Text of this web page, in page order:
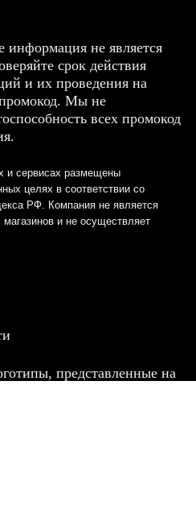
информация не является
срок действия
и их проведения на
промокод. Мы не
всех промокод
и сервисах размещены
целях в соответствии со
РФ. Компания не является
и не осуществляет
представленные на